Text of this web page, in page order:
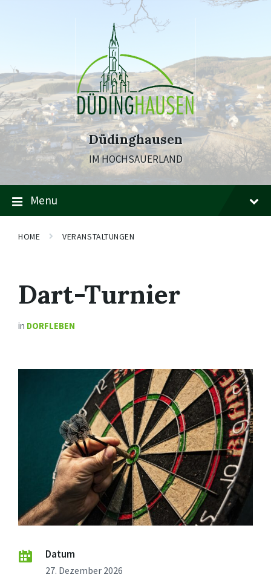
Düdinghausen
IM HOCHSAUERLAND
Menu
HOME VERANSTALTUNGEN
Dart-Turnier
in DORFLEBEN
Datum
27. Dezember 2026